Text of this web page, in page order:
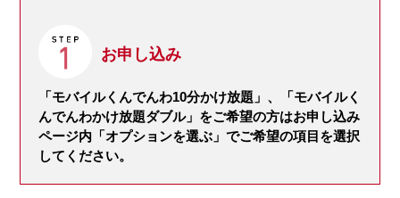
お申し込み
「モバイルくんでんわ10分かけ放題」、「モバイルく
んでんわかけ放題ダブル」をご希望の方はお申し込み
ページ内「オプションを選ぶ」でご希望の項目を選択
してください。